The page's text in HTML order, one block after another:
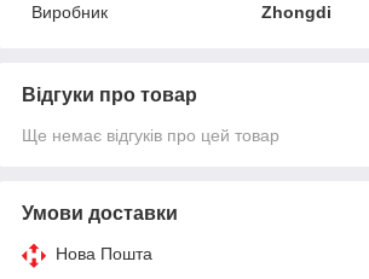
Виробник
Zhongdi
Відгуки про товар
Ще немає відгуків про цей товар
Умови доставки
Нова Пошта